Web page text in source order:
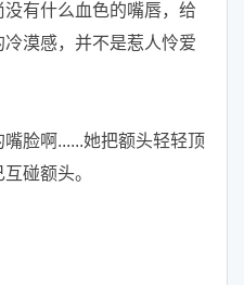
有什么血色的嘴唇，给
漠感，并不是惹人怜爱
脸啊......她把额头轻轻顶
碰额头。